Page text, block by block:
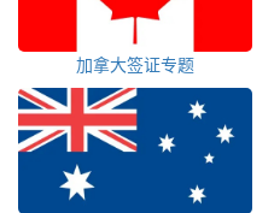
加拿大签证专题